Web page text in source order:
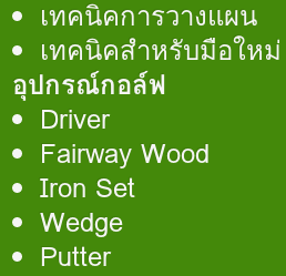
เทคนิคการวางแผน
เทคนิคสำหรับมือใหม่
อุปกรณ์กอล์ฟ
Driver
Fairway Wood
Iron Set
Wedge
Putter